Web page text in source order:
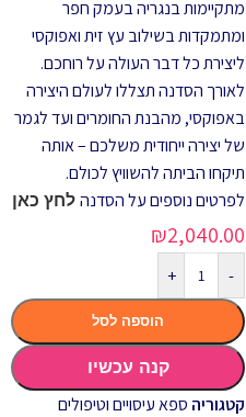
מתקיימות בנגריה בעמק חפר
ומתמקדות בשילוב עץ זית ואפוקסי
ליצירת כל דבר העולה על רוחכם.
לאורך הסדנה תצללו לעולם היצירה
באפוקסי, מהבנת החומרים ועד לגמר
של יצירה ייחודית משלכם – אותה
תיקחו הביתה להשוויץ לכולם.
לפרטים נוספים על הסדנה לחץ כאן
₪2,040.00
-
+
הוספה לסל
קנה עכשיו
קטגוריה ספא עיסויים וטיפולים